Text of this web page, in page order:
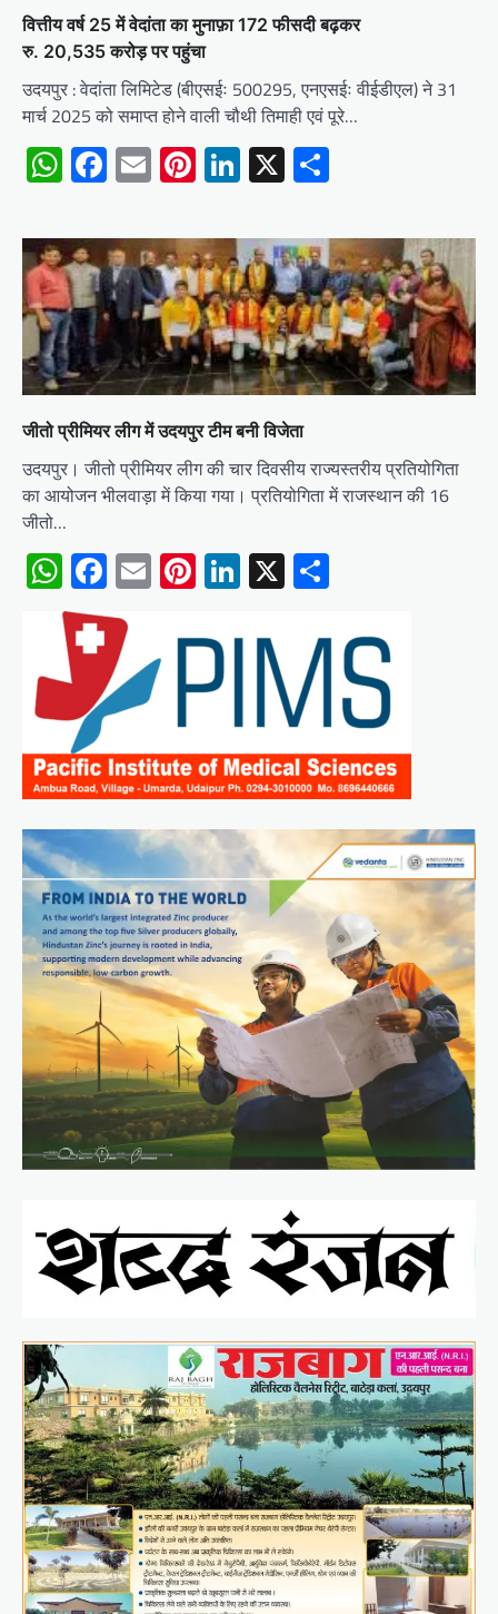
वित्तीय वर्ष 25 में वेदांता का मुनाफ़ा 172 फीसदी बढ़कर
रु. 20,535 करोड़ पर पहुंचा
उदयपुर : वेदांता लिमिटेड (बीएसईः 500295, एनएसईः वीईडीएल) ने 31
मार्च 2025 को समाप्त होने वाली चौथी तिमाही एवं पूरे…
WhatsApp
Facebook
EmailPinterest
LinkedIn
X
जीतो प्रीमियर लीग में उदयपुर टीम बनी विजेता
उदयपुर। जीतो प्रीमियर लीग की चार दिवसीय राज्यस्तरीय प्रतियोगिता
का आयोजन भीलवाड़ा में किया गया। प्रतियोगिता में राजस्थान की 16
जीतो…
WhatsApp
Facebook
EmailPinterest
LinkedIn
X